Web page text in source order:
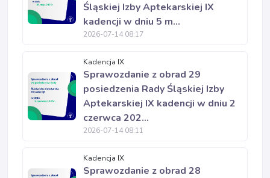
Śląskiej Izby Aptekarskiej IX
kadencji w dniu 5 m...
2026-07-14 08:17
Kadencja IX
Sprawozdanie z obrad 29
posiedzenia Rady Śląskiej Izby
Aptekarskiej IX kadencji w dniu 2
czerwca 202...
2026-07-14 08:11
Kadencja IX
Sprawozdanie z obrad 28